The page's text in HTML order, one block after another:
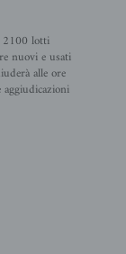
2100 lotti
nuovi e usati
alle ore